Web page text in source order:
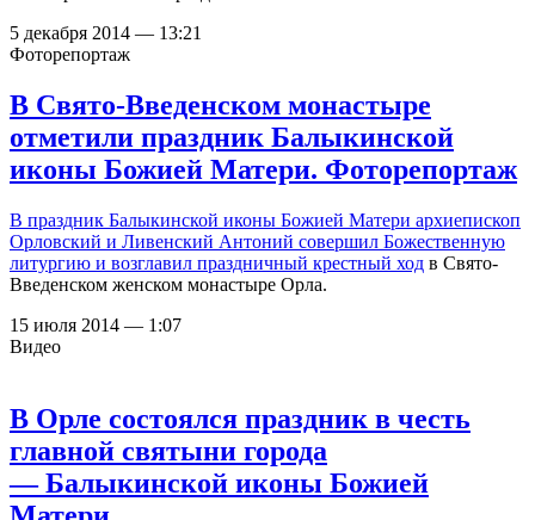
5 декабря 2014 — 13:21
Фоторепортаж
В Свято-Введенском монастыре
отметили праздник Балыкинской
иконы Божией Матери. Фоторепортаж
В праздник Балыкинской иконы Божией Матери архиепископ
Орловский и Ливенский Антоний совершил Божественную
литургию и возглавил праздничный крестный ход в Свято-
Введенском женском монастыре Орла.
15 июля 2014 — 1:07
Видео
В Орле состоялся праздник в честь
главной святыни города
— Балыкинской иконы Божией